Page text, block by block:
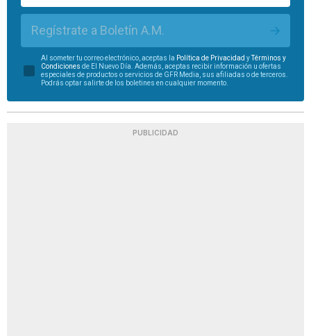
Regístrate a Boletín A.M.
Al someter tu correo electrónico, aceptas la Política de Privacidad yTérminos y
Condiciones de El Nuevo Día. Además, aceptas recibir información u ofertas
especiales de productos o servicios de GFR Media, sus afiliadas o de terceros.
Podrás optar salirte de los boletines en cualquier momento.
PUBLICIDAD